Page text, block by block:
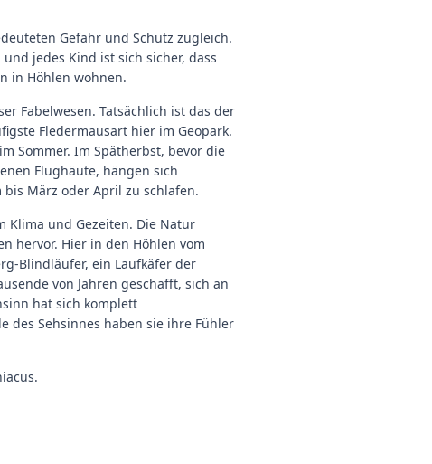
Gefahr und Schutz zugleich.
jedes Kind ist sich sicher, dass
in Höhlen wohnen.
Fabelwesen. Tatsächlich ist das der
Fledermausart hier im Geopark.
Sommer. Im Spätherbst, bevor die
Flughäute, hängen sich
März oder April zu schlafen.
Klima und Gezeiten. Die Natur
hervor. Hier in den Höhlen vom
Blindläufer, ein Laufkäfer der
von Jahren geschafft, sich an
hat sich komplett
des Sehsinnes haben sie ihre Fühler